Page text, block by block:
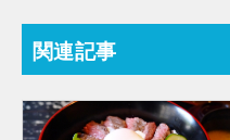
関連記事